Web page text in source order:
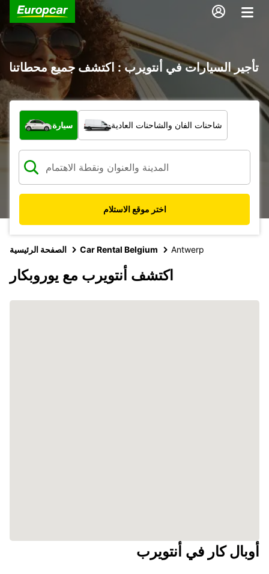
تأجير السيارات في أنتويرب : اكتشف جميع محطاتنا
ما نوع المركبة؟
سيارة شاحنات الفان والشاحنات العادية
اختر موقع الاستلام
الصفحة الرئيسية Car Rental Belgium Antwerp
اكتشف أنتويرب مع يوروبكار
أوبال كار في أنتويرب